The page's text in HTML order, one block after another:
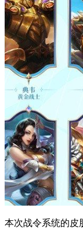
本次战令系统的皮